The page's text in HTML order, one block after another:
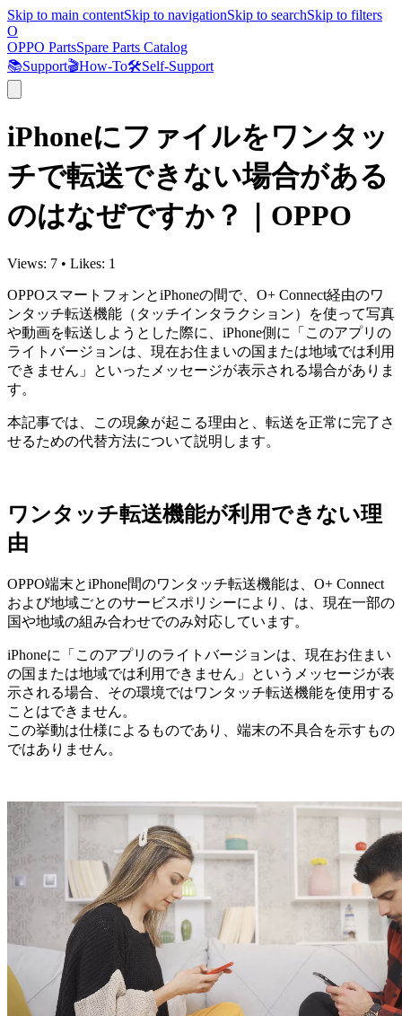
Skip to main contentSkip to navigationSkip to searchSkip to filters
O
OPPO PartsSpare Parts Catalog
📚Support🎬How-To🛠️Self-Support
iPhoneにファイルをワンタッ
チで転送できない場合がある
のはなぜですか？｜OPPO
Views: 7 • Likes: 1
OPPOスマートフォンとiPhoneの間で、O+ Connect経由のワ
ンタッチ転送機能 （タッチインタラクション）を使って写真
や動画を転送しようとした際に、iPhone側に「このアプリの
ライトバージョンは、現在お住まいの国または地域では利用
できません」といったメッセージが表示される場合がありま
す。
本記事では、この現象が起こる理由と、転送を正常に完了さ
せるための代替方法について説明します。
ワンタッチ転送機能が利用できない理
由
OPPO端末とiPhone間のワンタッチ転送機能は、O+ Connect
および地域ごとのサービスポリシーにより、は、現在一部の
国や地域の組み合わせでのみ対応しています。
iPhoneに「このアプリのライトバージョンは、現在お住まい
の国または地域では利用できません」
というメッセージが表
示される場合、その環境ではワンタッチ転送機能を使用する
ことはできません。
この挙動は仕様によるものであり、端末の不具合を示すもの
ではありません。